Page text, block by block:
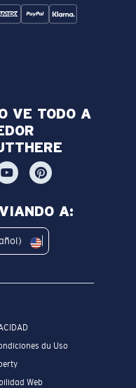
VE TODO A
A:
du Uso
Web